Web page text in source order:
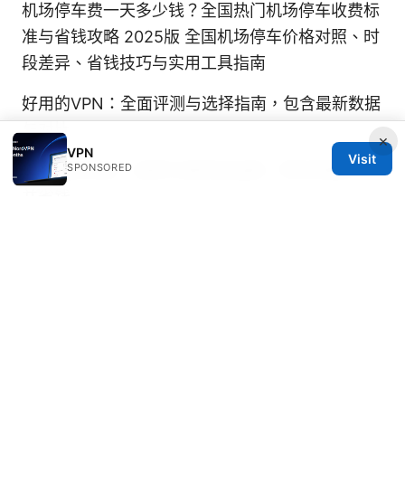
机场停车费一天多少钱？全国热门机场停车收费标
准与省钱攻略 2025版 全国机场停车价格对照、时
段差异、省钱技巧与实用工具指南
好用的VPN：全面评测与选择指南，包含最新数据
与对比
Vpn购买网站：选择与使用全指南，带你快速上手
×
VPN
SPONSORED
Visit